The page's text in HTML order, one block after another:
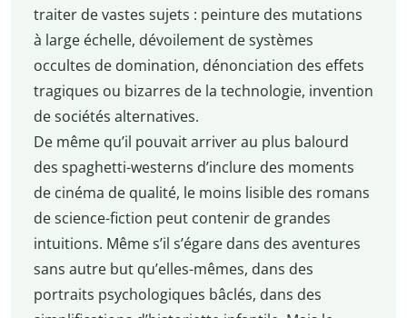
traiter de vastes sujets : peinture des mutations
à large échelle, dévoilement de systèmes
occultes de domination, dénonciation des effets
tragiques ou bizarres de la technologie, invention
de sociétés alternatives.
De même qu’il pouvait arriver au plus balourd
des spaghetti-westerns d’inclure des moments
de cinéma de qualité, le moins lisible des romans
de science-fiction peut contenir de grandes
intuitions. Même s’il s’égare dans des aventures
sans autre but qu’elles-mêmes, dans des
portraits psychologiques bâclés, dans des